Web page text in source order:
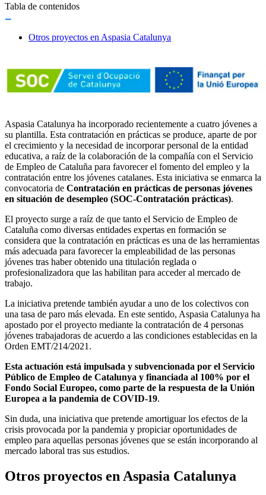
Tabla de contenidos
Otros proyectos en Aspasia Catalunya
Aspasia Catalunya ha incorporado recientemente a cuatro jóvenes a
su plantilla. Esta contratación en prácticas se produce, aparte de por
el crecimiento y la necesidad de incorporar personal de la entidad
educativa, a raíz de la colaboración de la compañía con el Servicio
de Empleo de Cataluña para favorecer el fomento del empleo y la
contratación entre los jóvenes catalanes. Esta iniciativa se enmarca la
convocatoria de Contratación en prácticas de personas jóvenes
en situación de desempleo (SOC-Contratación prácticas).
El proyecto surge a raíz de que tanto el Servicio de Empleo de
Cataluña como diversas entidades expertas en formación se
considera que la contratación en prácticas es una de las herramientas
más adecuada para favorecer la empleabilidad de las personas
jóvenes tras haber obtenido una titulación reglada o
profesionalizadora que las habilitan para acceder al mercado de
trabajo.
La iniciativa pretende también ayudar a uno de los colectivos con
una tasa de paro más elevada. En este sentido, Aspasia Catalunya ha
apostado por el proyecto mediante la contratación de 4 personas
jóvenes trabajadoras de acuerdo a las condiciones establecidas en la
Orden EMT/214/2021.
Esta actuación está impulsada y subvencionada por el Servicio
Público de Empleo de Catalunya y financiada al 100% por el
Fondo Social Europeo, como parte de la respuesta de la Unión
Europea a la pandemia de COVID-19.
Sin duda, una iniciativa que pretende amortiguar los efectos de la
crisis provocada por la pandemia y propiciar oportunidades de
empleo para aquellas personas jóvenes que se están incorporando al
mercado laboral tras sus estudios.
Otros proyectos en Aspasia Catalunya